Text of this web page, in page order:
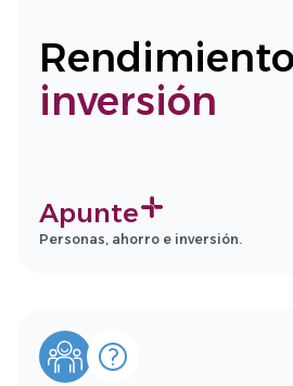
inversión
Apunte
Personas, ahorro e inversión.